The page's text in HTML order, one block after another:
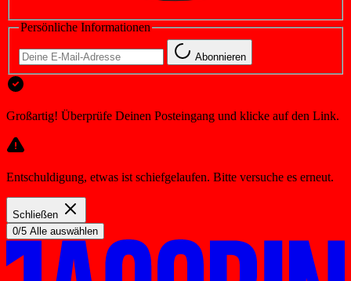
Persönliche Informationen
Abonnieren
Großartig! Überprüfe Deinen Posteingang und klicke auf den Link.
Entschuldigung, etwas ist schiefgelaufen. Bitte versuche es erneut.
Schließen
0/5 Alle auswählen